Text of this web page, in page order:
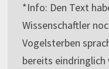
*Info: Den Text
Wissenschaftler
Vogelsterben
bereits eindringlich